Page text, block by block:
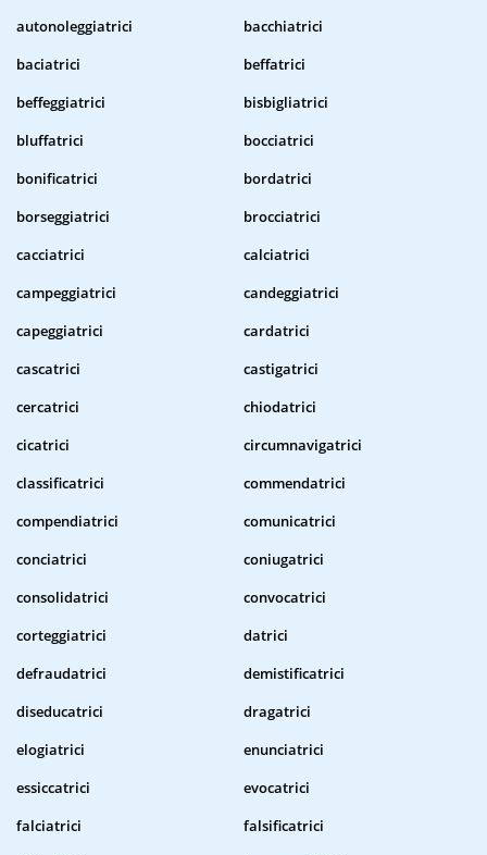
autonoleggiatrici
bacchiatrici
baciatrici
beffatrici
beffeggiatrici
bisbigliatrici
bluffatrici
bocciatrici
bonificatrici
bordatrici
borseggiatrici
brocciatrici
cacciatrici
calciatrici
campeggiatrici
candeggiatrici
capeggiatrici
cardatrici
cascatrici
castigatrici
cercatrici
chiodatrici
cicatrici
circumnavigatrici
classificatrici
commendatrici
compendiatrici
comunicatrici
conciatrici
coniugatrici
consolidatrici
convocatrici
corteggiatrici
datrici
defraudatrici
demistificatrici
diseducatrici
dragatrici
elogiatrici
enunciatrici
essiccatrici
evocatrici
falciatrici
falsificatrici